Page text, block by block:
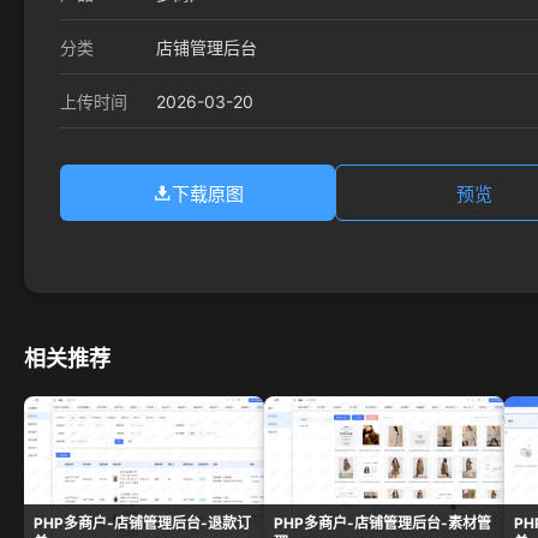
分类 店铺管理后台
上传时间 2026-03-20
下载原图 预览
相关推荐
PHP多商户-店铺管理后台-退款订
PHP多商户-店铺管理后台-素材管